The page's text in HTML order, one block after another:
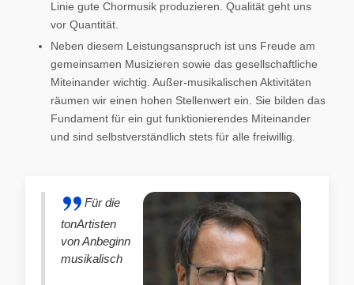
Linie gute Chormusik produzieren. Qualität geht uns
vor Quantität.
Neben diesem Leistungsanspruch ist uns Freude am
gemeinsamen Musizieren sowie das gesellschaftliche
Miteinander wichtig. Außer-musikalischen Aktivitäten
räumen wir einen hohen Stellenwert ein. Sie bilden das
Fundament für ein gut funktionierendes Miteinander
und sind selbstverständlich stets für alle freiwillig.
Für die
tonArtisten
von Anbeginn
musikalisch